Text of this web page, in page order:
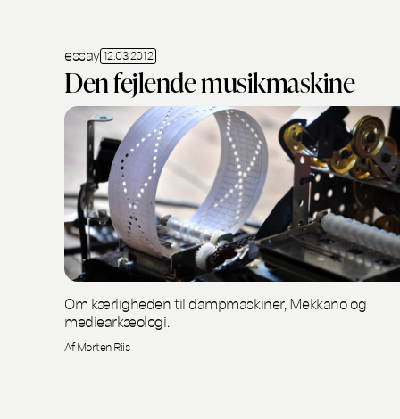
essay 12.03.2012
Den fejlende musikmaskine
Om kærligheden til dampmaskiner, Mekkano og
mediearkæologi.
Af Morten Riis